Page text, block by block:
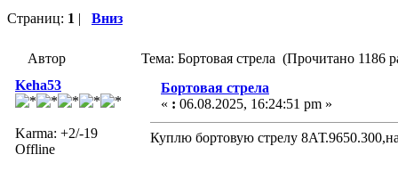
Страниц: 1 | Вниз
Автор
Тема: Бортовая стрела (Прочитано 1186
Keha53
Karma: +2/-19
Offline
Бортовая стрела
« : 06.08.2025, 16:24:51 pm »
Куплю бортовую стрелу